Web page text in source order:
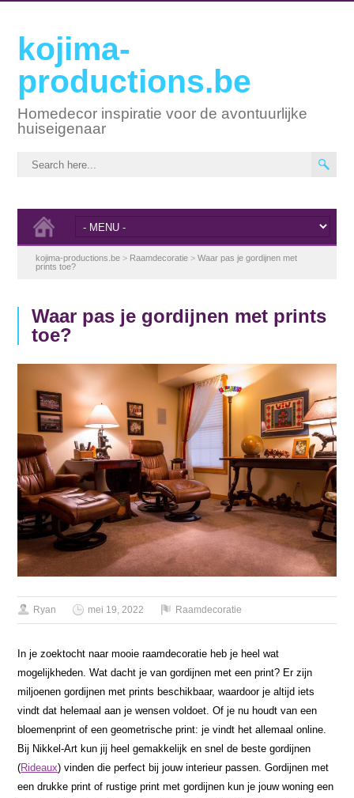
kojima-
productions.be
Homedecor inspiratie voor de avontuurlijke
huiseigenaar
kojima-productions.be > Raamdecoratie >Waar pas je gordijnen met
prints toe?
Waar pas je gordijnen met prints
toe?
Ryan mei 19, 2022 Raamdecoratie
In je zoektocht naar mooie raamdecoratie heb je heel wat
mogelijkheden. Wat dacht je van gordijnen met een print? Er zijn
miljoenen gordijnen met prints beschikbaar, waardoor je altijd iets
vindt dat helemaal aan je wensen voldoet. Of je nu houdt van een
bloemenprint of een geometrische print: je vindt het allemaal online.
Bij Nikkel-Art kun jij heel gemakkelijk en snel de beste gordijnen
(Rideaux) vinden die perfect bij jouw interieur passen. Gordijnen met
een drukke print of rustige print met gordijnen kun je jouw woning een